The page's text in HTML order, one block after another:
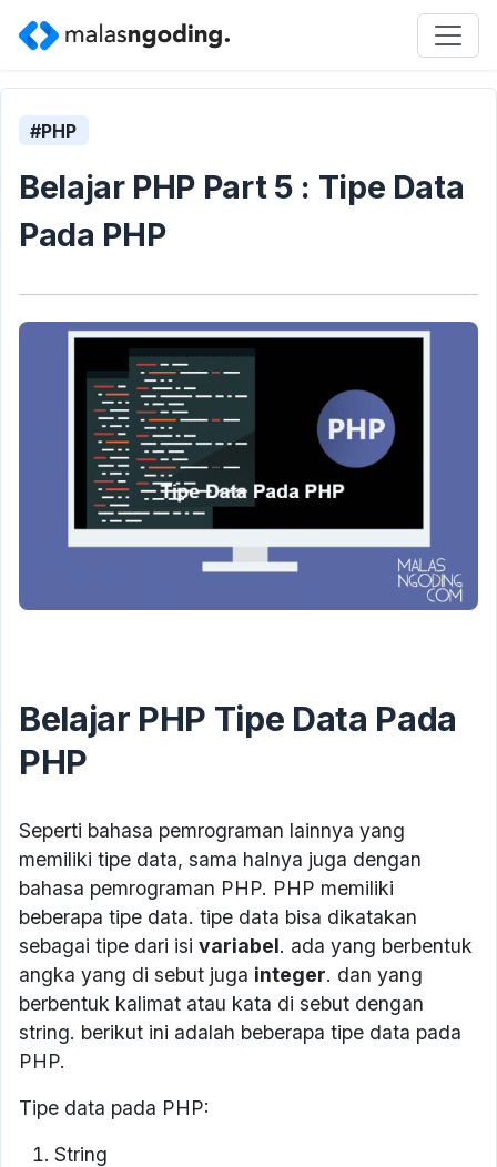
#PHP
Belajar PHP Part 5 : Tipe Data
Pada PHP
Belajar PHP Tipe Data Pada
PHP
Seperti bahasa pemrograman lainnya yang
memiliki tipe data, sama halnya juga dengan
bahasa pemrograman PHP. PHP memiliki
beberapa tipe data. tipe data bisa dikatakan
sebagai tipe dari isi variabel. ada yang berbentuk
angka yang di sebut juga integer. dan yang
berbentuk kalimat atau kata di sebut dengan
string. berikut ini adalah beberapa tipe data pada
PHP.
Tipe data pada PHP:
String